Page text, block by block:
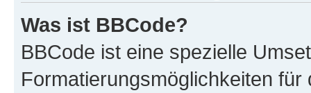
Was ist BBCode?
BBCode ist eine spezielle
Formatierungsmöglichkeiten